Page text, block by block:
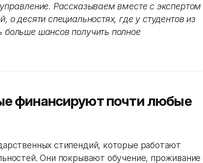
Рассказываем вместе с экспертом
о десяти специальностях, где у студентов из
шансов получить полное
финансируют почти любые
стипендий, которые работают
Они покрывают обучение, проживание